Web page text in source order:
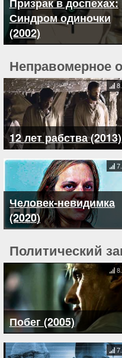
Призрак в доспехах:
Синдром одиночки
(2002)
Неправомерное
12 лет рабства (2013)
Человек-невидимка
(2020)
Политический
Побег (2005)